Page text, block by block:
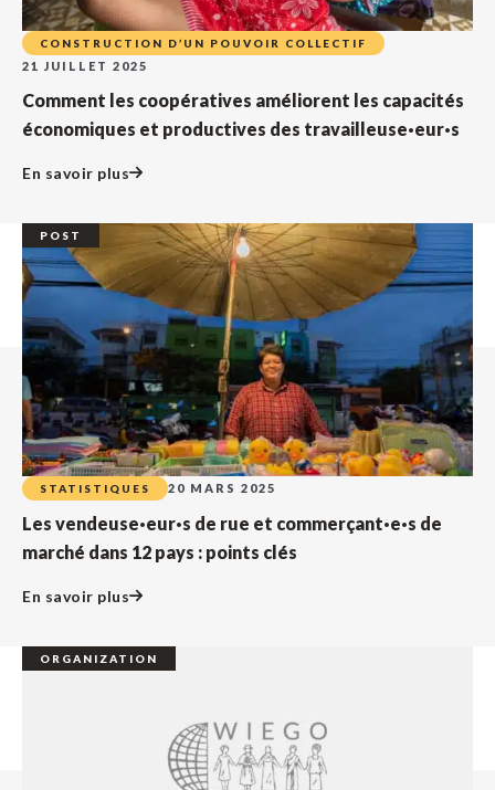
CONSTRUCTION D’UN POUVOIR COLLECTIF
21 JUILLET 2025
Comment les coopératives améliorent les capacités
économiques et productives des travailleuse·eur·s
En savoir plus
POST
STATISTIQUES 20 MARS 2025
Les vendeuse·eur·s de rue et commerçant·e·s de
marché dans 12 pays : points clés
En savoir plus
ORGANIZATION